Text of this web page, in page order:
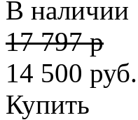
В наличии
17 797 р
14 500 руб.
Купить